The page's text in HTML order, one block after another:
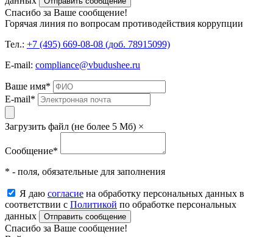
Спасибо за Ваше сообщение!
Горячая линия по вопросам противодействия коррупции
Тел.: +7 (495) 669-08-08 (доб. 78915099)
E-mail: compliance@vbudushee.ru
Ваше имя*
E-mail*
Загрузить файл (не более 5 Мб) ×
Сообщение*
* - поля, обязательные для заполнения
Я даю согласие на обработку персональных данных в
соответствии с Политикой по обработке персональных
данных
Отправить сообщение
Спасибо за Ваше сообщение!